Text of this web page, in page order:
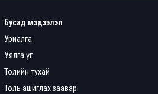
Бусад мэдээлэл
Уриалга
Уялга үг
Толийн тухай
Толь ашиглах заавар